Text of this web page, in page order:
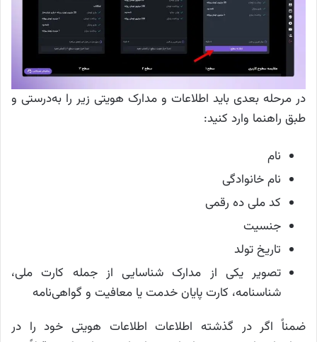
در مرحله بعدی باید اطلاعات و مدارک هویتی زیر را به‌درستی و
طبق راهنما وارد کنید:
نام
نام خانوادگی
کد ملی ده رقمی
جنسیت
تاریخ تولد
تصویر یکی از مدارک شناسایی از جمله کارت ملی،
شناسنامه، کارت پایان خدمت یا معافیت و گواهی‌نامه
ضمناً اگر در گذشته اطلاعات اطلاعات هویتی خود را در